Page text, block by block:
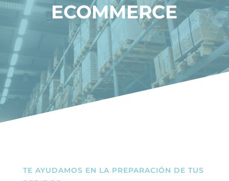
ECOMMERCE
TE AYUDAMOS EN LA PREPARACIÓN DE TUS